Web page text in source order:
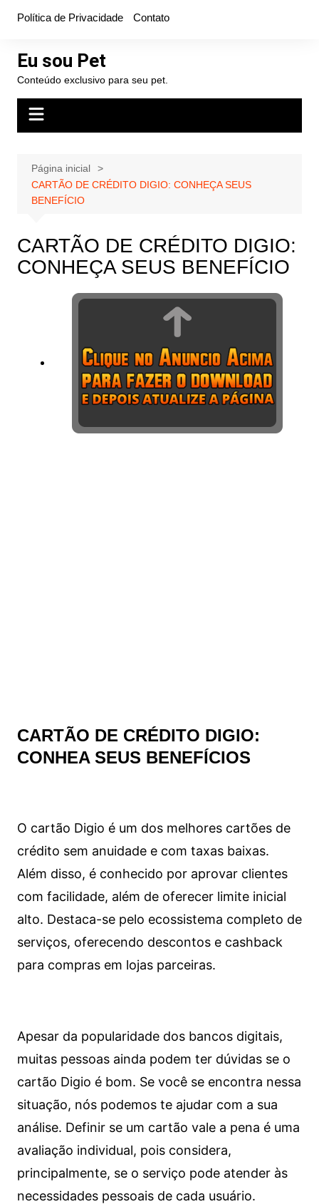
conteúdo
Política de Privacidade Contato
Eu sou Pet
Conteúdo exclusivo para seu pet.
Página inicial
CARTÃO DE CRÉDITO DIGIO: CONHEÇA SEUS
BENEFÍCIO
CARTÃO DE CRÉDITO DIGIO:
CONHEÇA SEUS BENEFÍCIO
CARTÃO DE CRÉDITO DIGIO:
CONHEA SEUS BENEFÍCIOS
O cartão Digio é um dos melhores cartões de
crédito sem anuidade e com taxas baixas.
Além disso, é conhecido por aprovar clientes
com facilidade, além de oferecer limite inicial
alto. Destaca-se pelo ecossistema completo de
serviços, oferecendo descontos e cashback
para compras em lojas parceiras.
Apesar da popularidade dos bancos digitais,
muitas pessoas ainda podem ter dúvidas se o
cartão Digio é bom. Se você se encontra nessa
situação, nós podemos te ajudar com a sua
análise. Definir se um cartão vale a pena é uma
avaliação individual, pois considera,
principalmente, se o serviço pode atender às
necessidades pessoais de cada usuário.